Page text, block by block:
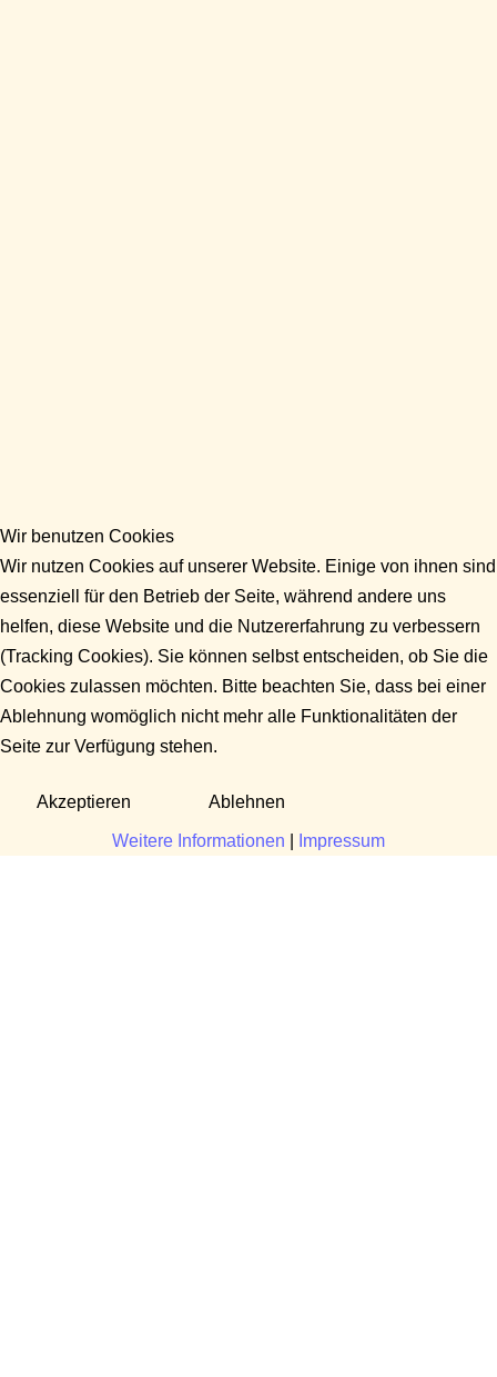
Wir benutzen Cookies
Wir nutzen Cookies auf unserer Website. Einige von ihnen sind
essenziell für den Betrieb der Seite, während andere uns
helfen, diese Website und die Nutzererfahrung zu verbessern
(Tracking Cookies). Sie können selbst entscheiden, ob Sie die
Cookies zulassen möchten. Bitte beachten Sie, dass bei einer
Ablehnung womöglich nicht mehr alle Funktionalitäten der
Seite zur Verfügung stehen.
Akzeptieren Ablehnen
Weitere Informationen Impressum